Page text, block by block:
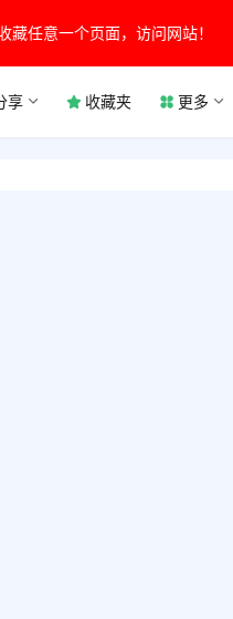
任意一个页面，访问网站！
享 收藏夹 更多